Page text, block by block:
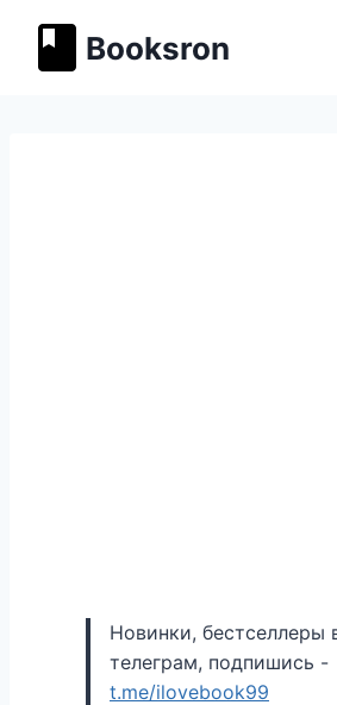
содержимому
Booksron
Новинки, бестселлеры
телеграм, подпишись -
t.me/ilovebook99